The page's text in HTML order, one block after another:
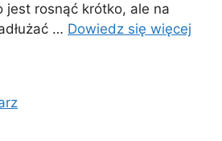
jest rosnąć krótko, ale na
… Dowiedz się więcej